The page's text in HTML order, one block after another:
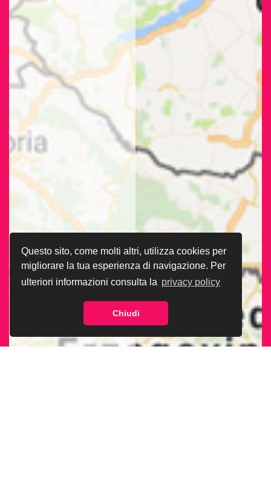
Questo sito, come molti altri, utilizza cookies per
migliorare la tua esperienza di navigazione. Per
ulteriori informazioni consulta la privacy policy
Chiudi